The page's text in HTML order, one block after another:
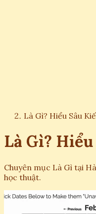
Là Gì? Hiểu Sâu
Là Gì?
Chuyên mục Là Gì tại
học thuật.